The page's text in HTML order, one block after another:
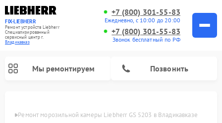
FIX-LIEBHERR
Ремонт устройств Liebherr
Специализированный
cервисный центр г.
Владикавказ
+7 (800) 301-55-83
Ежедневно, с 10:00 до 20:00
+7 (800) 301-55-83
Звонок бесплатный по РФ
Мы ремонтируем Позвонить
Ремонт морозильной камеры Liebherr GS 5203 в Владикавказе